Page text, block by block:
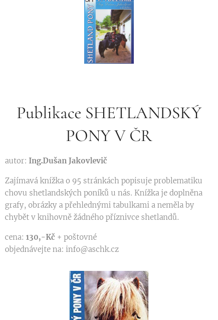
Publikace SHETLANDSKÝ
PONY V ČR
autor: Ing.Dušan Jakovlevič
Zajímavá knížka o 95 stránkách popisuje problematiku
chovu shetlandských poníků u nás. Knížka je doplněna
grafy, obrázky a přehlednými tabulkami a neměla by
chybět v knihovně žádného příznivce shetlandů.
cena: 130,-Kč + poštovné
objednávejte na: info@aschk.cz